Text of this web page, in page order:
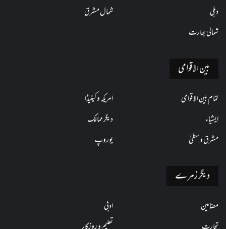
دہلی
شمال مشرق
شمالی بھارت
بین الاقوامی
تمام بین الاقوامی
امریکہ و کینیڈا
ایشیاء
دیگر ممالک
مشرق وسطیٰ
یوروپ
دیگر زمرے
مضامین
ادبی